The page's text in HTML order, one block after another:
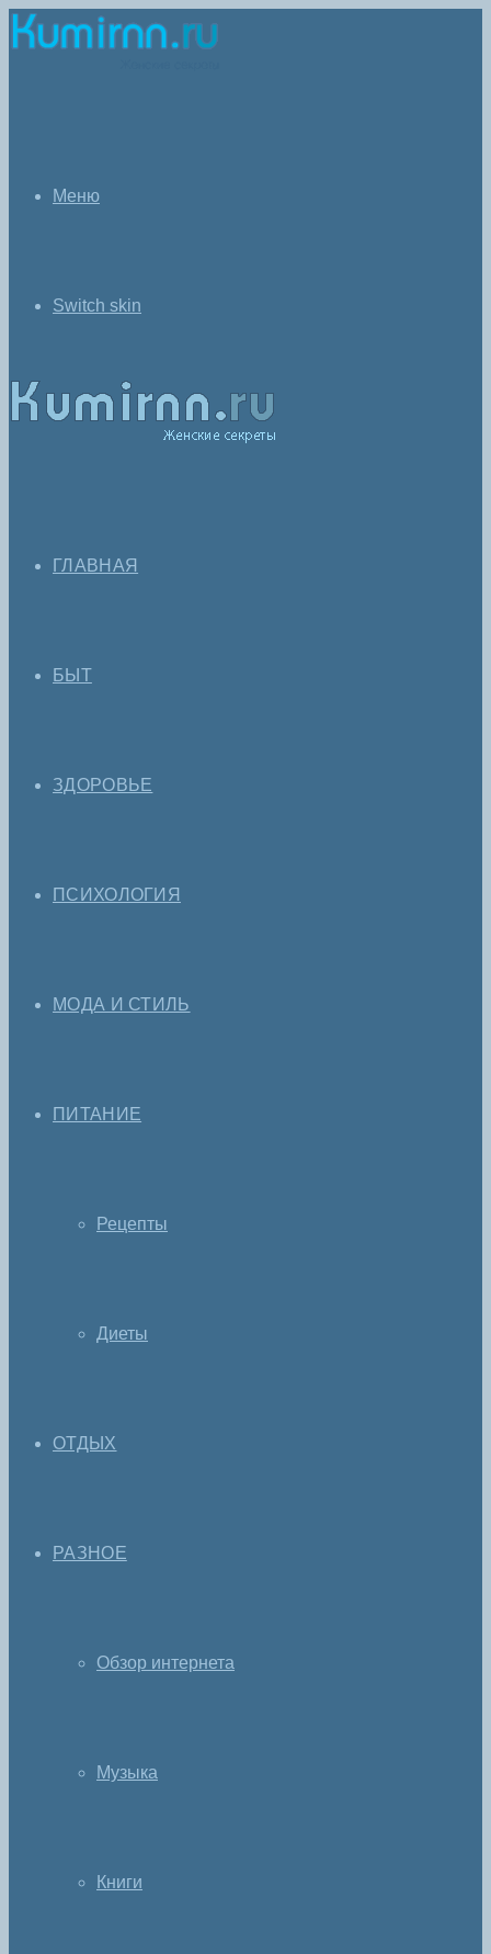
Меню
Switch skin
ГЛАВНАЯ
БЫТ
ЗДОРОВЬЕ
ПСИХОЛОГИЯ
МОДА И СТИЛЬ
ПИТАНИЕ
Рецепты
Диеты
ОТДЫХ
РАЗНОЕ
Обзор интернета
Музыка
Книги